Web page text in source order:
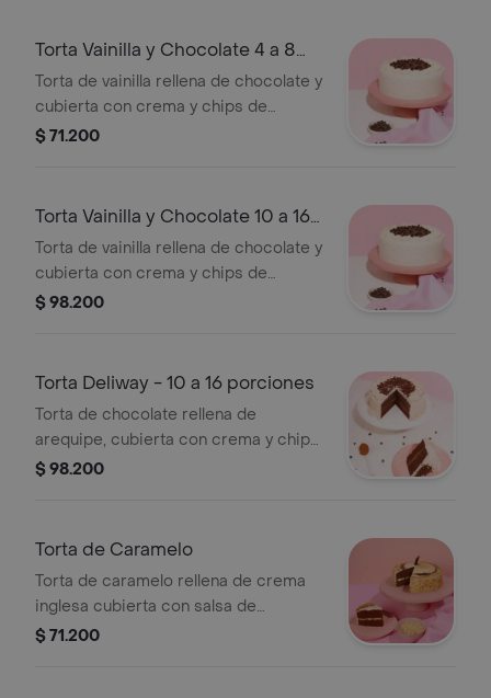
Torta Vainilla y Chocolate 4 a 8
porc
Torta de vainilla rellena de chocolate y
cubierta con crema y chips de
chocolate. (La imagen de referencia
$ 71.200
Torta Vainilla y Chocolate 10 a 16
porc
Torta de vainilla rellena de chocolate y
cubierta con crema y chips de
chocolate. (La imagen de referencia
$ 98.200
Torta Deliway - 10 a 16 porciones
Torta de chocolate rellena de
arequipe, cubierta con crema y chips
de chocolate. (La imagen de
$ 98.200
Torta de Caramelo
Torta de caramelo rellena de crema
inglesa cubierta con salsa de
caramelo y maní. (La imagen de
$ 71.200